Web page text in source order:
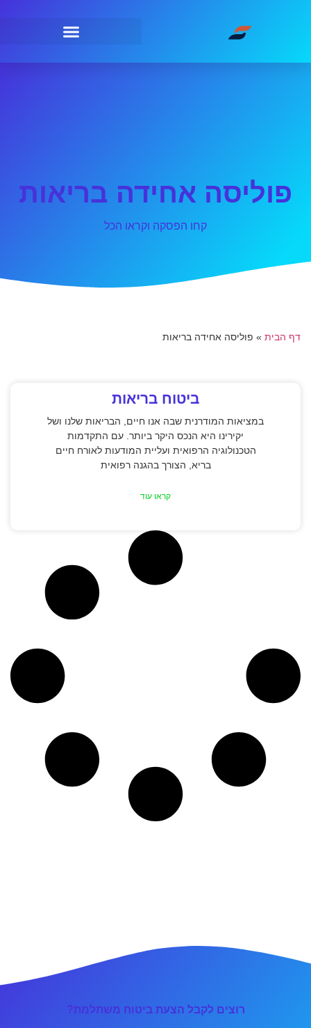
פוליסה אחידה בריאות
קחו הפסקה וקראו הכל
דף הבית » פוליסה אחידה בריאות
ביטוח בריאות
במציאות המודרנית שבה אנו חיים, הבריאות שלנו ושל
יקירינו היא הנכס היקר ביותר. עם התקדמות
הטכנולוגיה הרפואית ועליית המודעות לאורח חיים
בריא, הצורך בהגנה רפואית
קראו עוד
רוצים לקבל הצעת ביטוח משתלמת?